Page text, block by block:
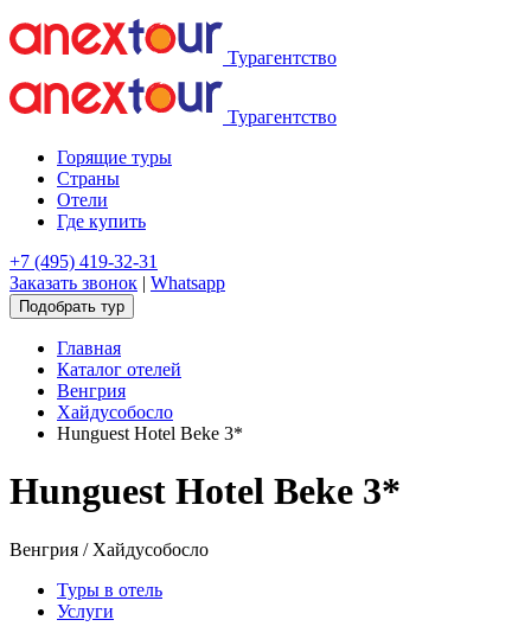
Турагентство
Турагентство
Горящие туры
Страны
Отели
Где купить
+7 (495) 419-32-31
Заказать звонок | Whatsapp
Подобрать тур
Главная
Каталог отелей
Венгрия
Хайдусобосло
Hunguest Hotel Beke 3*
Hunguest Hotel Beke 3*
Венгрия / Хайдусобосло
Туры в отель
Услуги